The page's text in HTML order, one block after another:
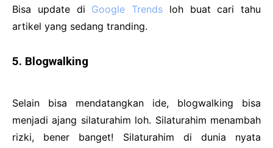
Bisa update di Google Trends loh buat cari tahu
artikel yang sedang tranding.
5. Blogwalking
Selain bisa mendatangkan ide, blogwalking bisa
menjadi ajang silaturahim loh. Silaturahim menambah
rizki, bener banget! Silaturahim di dunia nyata